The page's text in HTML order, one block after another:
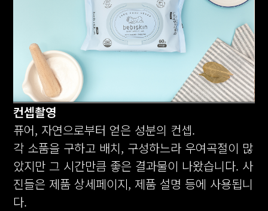
컨셉촬영
퓨어, 자연으로부터 얻은 성분의 컨셉.
각 소품을 구하고 배치, 구성하느라 우여곡절이 많
았지만 그 시간만큼 좋은 결과물이 나왔습니다. 사
진들은 제품 상세페이지, 제품 설명 등에 사용됩니
다.